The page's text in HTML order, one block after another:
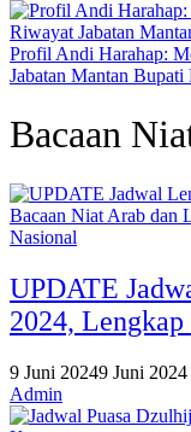
Profil Andi Harahap:
Jabatan Mantan Bupati
Bacaan
Nasional
UPDATE
2024,
9 Juni 20249 Juni 2024
Admin